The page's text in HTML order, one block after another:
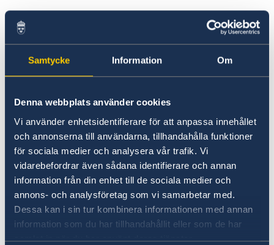
Samtycke Information Om
Denna webbplats använder cookies
Vi använder enhetsidentifierare för att anpassa innehållet
och annonserna till användarna, tillhandahålla funktioner
för sociala medier och analysera vår trafik. Vi
vidarebefordrar även sådana identifierare och annan
information från din enhet till de sociala medier och
annons- och analysföretag som vi samarbetar med.
Dessa kan i sin tur kombinera informationen med annan
information som du har tillhandahållit eller som de har
samlat in när du har använt deras tjänster.
News
Notice of contracts procured from Challenge Fund
under EU4Innovation project
Calendar
24 Oct 2019
Get to know Elsa Håstad, the new
Swedish Ambassador in Albania!